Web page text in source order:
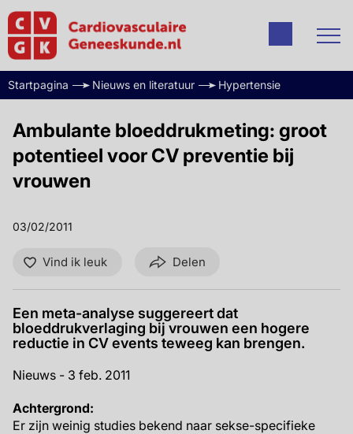
Startpagina Nieuws en literatuur Hypertensie
Ambulante bloeddrukmeting: groot
potentieel voor CV preventie bij
vrouwen
03/02/2011
Vind ik leuk Delen
Een meta-analyse suggereert dat
bloeddrukverlaging bij vrouwen een hogere
reductie in CV events teweeg kan brengen.
Nieuws - 3 feb. 2011
Achtergrond:
Er zijn weinig studies bekend naar sekse-specifieke